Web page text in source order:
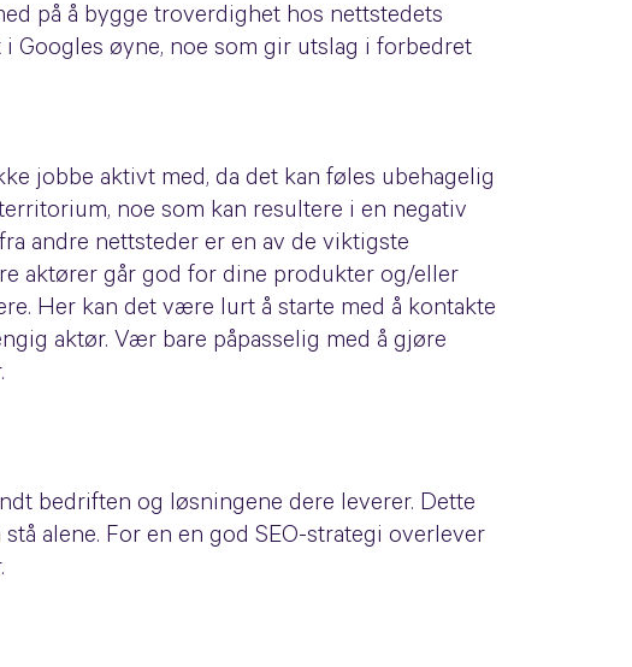
på å bygge troverdighet hos nettstedets
Googles øyne, noe som gir utslag i forbedret
jobbe aktivt med, da det kan føles ubehagelig
noe som kan resultere i en negativ
andre nettsteder er en av de viktigste
aktører går god for dine produkter og/eller
Her kan det være lurt å starte med å kontakte
aktør. Vær bare påpasselig med å gjøre
bedriften og løsningene dere leverer. Dette
alene. For en en god SEO-strategi overlever